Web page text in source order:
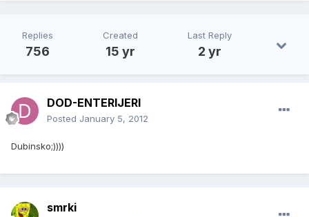
Replies
756
Created
15 yr
Last Reply
2 yr
DOD-ENTERIJERI
Posted January 5, 2012
Dubinsko;))))
smrki